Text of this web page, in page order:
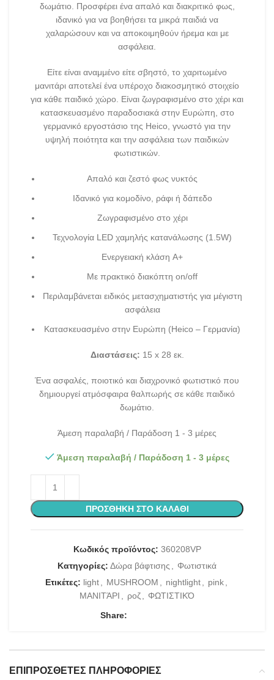
δωμάτιο. Προσφέρει ένα απαλό και διακριτικό φως,
ιδανικό για να βοηθήσει τα μικρά παιδιά να
χαλαρώσουν και να αποκοιμηθούν ήρεμα και με
ασφάλεια.
Είτε είναι αναμμένο είτε σβηστό, το χαριτωμένο
μανιτάρι αποτελεί ένα υπέροχο διακοσμητικό στοιχείο
για κάθε παιδικό χώρο. Είναι ζωγραφισμένο στο χέρι και
κατασκευασμένο παραδοσιακά στην Ευρώπη, στο
γερμανικό εργοστάσιο της Heico, γνωστό για την
υψηλή ποιότητα και την ασφάλεια των παιδικών
φωτιστικών.
Απαλό και ζεστό φως νυκτός
Ιδανικό για κομοδίνο, ράφι ή δάπεδο
Ζωγραφισμένο στο χέρι
Τεχνολογία LED χαμηλής κατανάλωσης (1.5W)
Ενεργειακή κλάση A+
Με πρακτικό διακόπτη on/off
Περιλαμβάνεται ειδικός μετασχηματιστής για μέγιστη
ασφάλεια
Κατασκευασμένο στην Ευρώπη (Heico – Γερμανία)
Διαστάσεις: 15 x 28 εκ.
Ένα ασφαλές, ποιοτικό και διαχρονικό φωτιστικό που
δημιουργεί ατμόσφαιρα θαλπωρής σε κάθε παιδικό
δωμάτιο.
Άμεση παραλαβή / Παράδοση 1 - 3 μέρες
Άμεση παραλαβή / Παράδοση 1 - 3 μέρες
ΠΡΟΣΘΉΚΗ ΣΤΟ ΚΑΛΆΘΙ
Κωδικός προϊόντος: 360208VP
Κατηγορίες: Δώρα βάφτισης
Φωτιστικά
Ετικέτες: light MUSHROOM nightlight pink
ΜΑΝΙΤΆΡΙ
ροζ
ΦΩΤΙΣΤΙΚΌ
Share:
ΕΠΙΠΡΌΣΘΕΤΕΣ ΠΛΗΡΟΦΟΡΊΕΣ